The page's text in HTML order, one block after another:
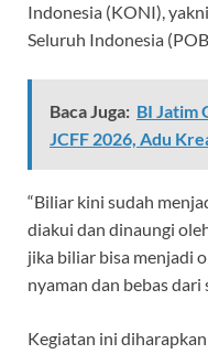
Indonesia (KONI),
Seluruh Indonesia
Baca Juga: BI Jatim
JCFF 2026, Adu
“Biliar kini sudah
diakui dan dinaungi
jika biliar bisa menjadi
nyaman dan bebas dari
Kegiatan ini